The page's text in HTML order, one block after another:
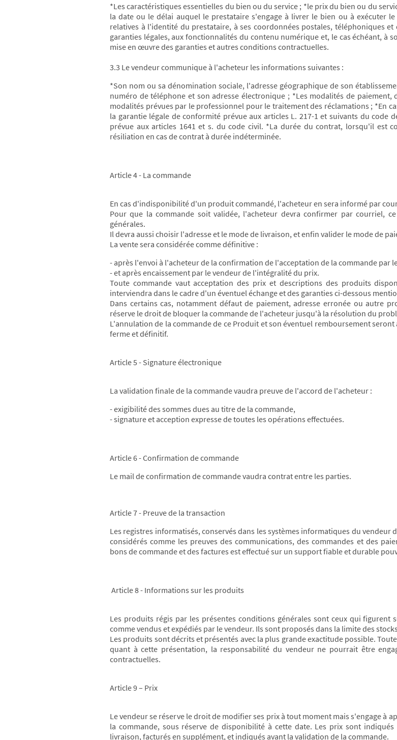
*Les caractéristiques essentielles du bien ou du service ; *le prix du bien ou du
la date ou le délai auquel le prestataire s'engage à livrer le bien ou à exécuter
relatives à l'identité du prestataire, à ses coordonnées postales, téléphoniques
garanties légales, aux fonctionnalités du contenu numérique et, le cas échéant, à
mise en œuvre des garanties et autres conditions contractuelles.
3.3 Le vendeur communique à l'acheteur les informations suivantes :
*Son nom ou sa dénomination sociale, l'adresse géographique de son
numéro de téléphone et son adresse électronique ; *Les modalités de
modalités prévues par le professionnel pour le traitement des réclamations ; *En
la garantie légale de conformité prévue aux articles L. 217-1 et suivants du code
prévue aux articles 1641 et s. du code civil. *La durée du contrat, lorsqu'il est
résiliation en cas de contrat à durée indéterminée.
Article 4 - La commande
En cas d'indisponibilité d'un produit commandé, l'acheteur en sera informé par
Pour que la commande soit validée, l'acheteur devra confirmer par courriel,
générales.
Il devra aussi choisir l'adresse et le mode de livraison, et enfin valider le mode de
La vente sera considérée comme définitive :
- après l'envoi à l'acheteur de la confirmation de l'acceptation de la commande par
- et après encaissement par le vendeur de l'intégralité du prix.
Toute commande vaut acceptation des prix et descriptions des produits
interviendra dans le cadre d'un éventuel échange et des garanties ci-dessous
Dans certains cas, notamment défaut de paiement, adresse erronée ou autre
réserve le droit de bloquer la commande de l'acheteur jusqu'à la résolution du
L'annulation de la commande de ce Produit et son éventuel remboursement
ferme et définitif.
Article 5 - Signature électronique
La validation finale de la commande vaudra preuve de l'accord de l'acheteur :
- exigibilité des sommes dues au titre de la commande,
- signature et acception expresse de toutes les opérations effectuées.
Article 6 - Confirmation de commande
Le mail de confirmation de commande vaudra contrat entre les parties.
Article 7 - Preuve de la transaction
Les registres informatisés, conservés dans les systèmes informatiques du
considérés comme les preuves des communications, des commandes et des
bons de commande et des factures est effectué sur un support fiable et durable
Article 8 - Informations sur les produits
Les produits régis par les présentes conditions générales sont ceux qui
comme vendus et expédiés par le vendeur. Ils sont proposés dans la limite des
Les produits sont décrits et présentés avec la plus grande exactitude possible.
quant à cette présentation, la responsabilité du vendeur ne pourrait être
contractuelles.
Article 9 – Prix
Le vendeur se réserve le droit de modifier ses prix à tout moment mais s'engage à
la commande, sous réserve de disponibilité à cette date. Les prix sont
livraison, facturés en supplément, et indiqués avant la validation de la commande.